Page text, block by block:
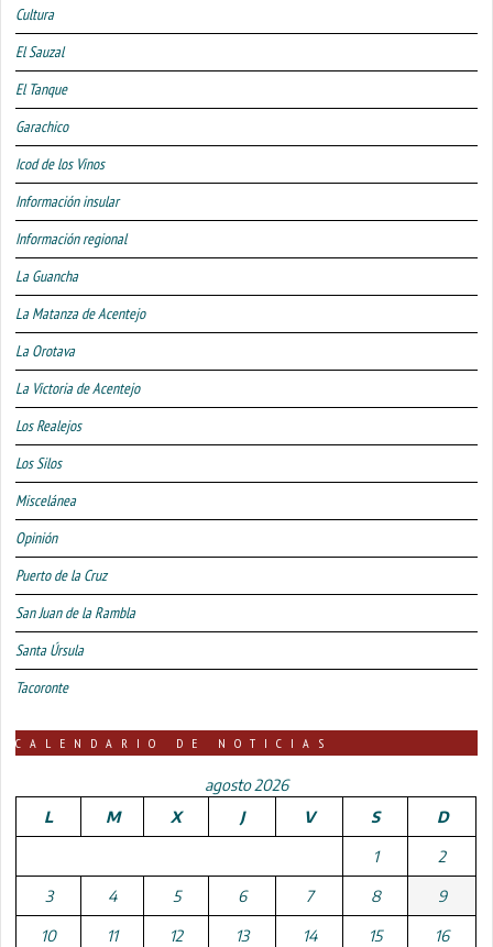
Cultura
El Sauzal
El Tanque
Garachico
Icod de los Vinos
Información insular
Información regional
La Guancha
La Matanza de Acentejo
La Orotava
La Victoria de Acentejo
Los Realejos
Los Silos
Miscelánea
Opinión
Puerto de la Cruz
San Juan de la Rambla
Santa Úrsula
Tacoronte
CALENDARIO DE NOTICIAS
agosto 2026
L
M X J V S D
1 2
3 4 5 6 7 8 9
10 11 12 13 14 15 16